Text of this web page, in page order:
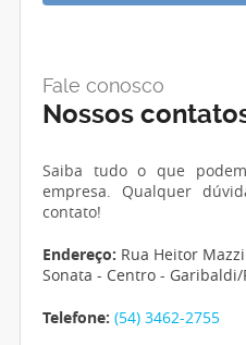
Fale conosco
Nossos
Saiba tudo o que
empresa. Qualquer
contato!
Endereço: Rua Heitor
Sonata - Centro - Garibaldi/
Telefone: (54) 3462-2755